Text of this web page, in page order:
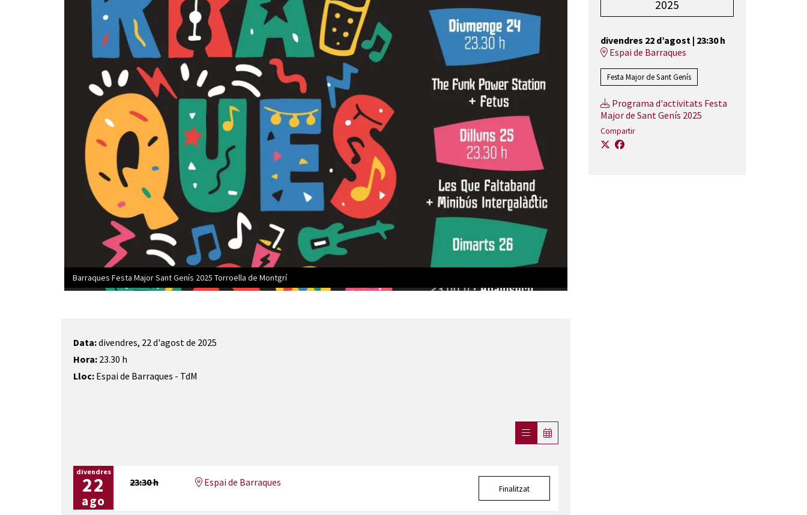
Barraques Festa Major Sant Genís 2025 Torroella de Montgrí
Data:divendres, 22 d'agost de 2025
Hora: 23.30 h
Lloc: Espai de Barraques - TdM
divendres
22
ago
23:30 h Espai de Barraques
Finalitzat
2025
divendres 22 d’agost| 23:30 h
Espai de Barraques
Festa Major de Sant Genís
Programa d'activitats Festa
Major de Sant Genís 2025
Compartir